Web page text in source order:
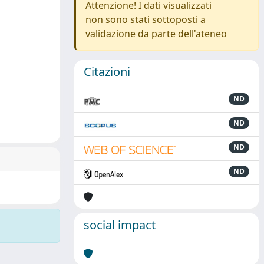
Attenzione! I dati visualizzati
non sono stati sottoposti a
validazione da parte dell'ateneo
Citazioni
ND
ND
ND
ND
social impact